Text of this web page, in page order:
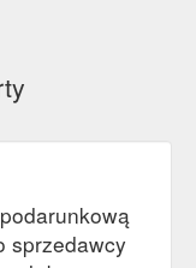
sprzedawcy